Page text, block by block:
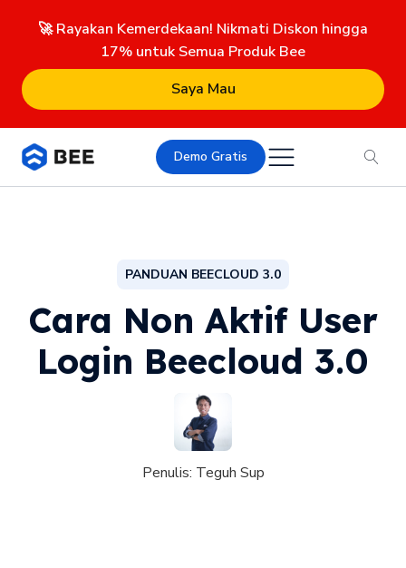
🚀 Rayakan Kemerdekaan! Nikmati Diskon hingga
17% untuk Semua Produk Bee
Saya Mau
Demo Gratis
PANDUAN BEECLOUD 3.0
Cara Non Aktif User
Login Beecloud 3.0
Penulis: Teguh Sup